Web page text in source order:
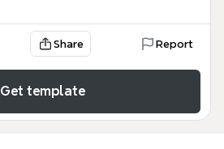
Share Report
Get template